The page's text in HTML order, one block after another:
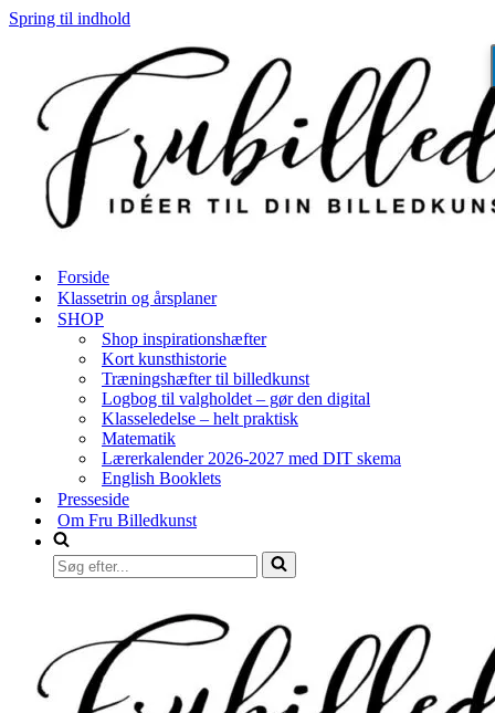
Spring til indhold
Forside
Klassetrin og årsplaner
SHOP
Shop inspirationshæfter
Kort kunsthistorie
Træningshæfter til billedkunst
Logbog til valgholdet – gør den digital
Klasseledelse – helt praktisk
Matematik
Lærerkalender 2026-2027 med DIT skema
English Booklets
Presseside
Om Fru Billedkunst
Søg
efter...